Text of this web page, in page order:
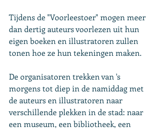
Tijdens de "Voorleestoer" mogen meer
dan dertig auteurs voorlezen uit hun
eigen boeken en illustratoren zullen
tonen hoe ze hun tekeningen maken.
De organisatoren trekken van 's
morgens tot diep in de namiddag met
de auteurs en illustratoren naar
verschillende plekken in de stad: naar
een museum, een bibliotheek, een